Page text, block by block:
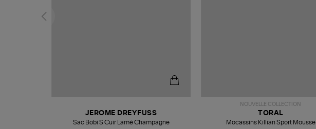
JEROME DREYFUSS
Sac Bobi S Cuir Lamé Champagne
NOUVELLE COLLECTION
TORAL
Mocassins Killian Sport Mousse